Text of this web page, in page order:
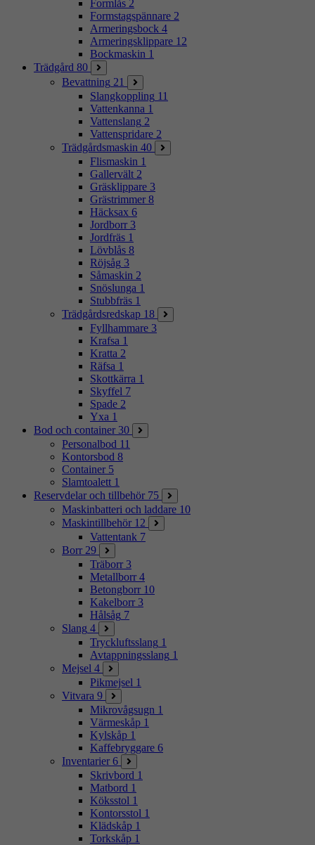
Formlås 2
Formstagspännare 2
Armeringsbock 4
Armeringsklippare 12
Bockmaskin 1
Trädgård 80
Bevattning 21
Slangkoppling 11
Vattenkanna 1
Vattenslang 2
Vattenspridare 2
Trädgårdsmaskin 40
Flismaskin 1
Gallervält 2
Gräsklippare 3
Grästrimmer 8
Häcksax 6
Jordborr 3
Jordfräs 1
Lövblås 8
Röjsåg 3
Såmaskin 2
Snöslunga 1
Stubbfräs 1
Trädgårdsredskap 18
Fyllhammare 3
Krafsa 1
Kratta 2
Räfsa 1
Skottkärra 1
Skyffel 7
Spade 2
Yxa 1
Bod och container 30
Personalbod 11
Kontorsbod 8
Container 5
Slamtoalett 1
Reservdelar och tillbehör 75
Maskinbatteri och laddare 10
Maskintillbehör 12
Vattentank 7
Borr 29
Träborr 3
Metallborr 4
Betongborr 10
Kakelborr 3
Hålsåg 7
Slang 4
Tryckluftsslang 1
Avtappningsslang 1
Mejsel 4
Pikmejsel 1
Vitvara 9
Mikrovågsugn 1
Värmeskåp 1
Kylskåp 1
Kaffebryggare 6
Inventarier 6
Skrivbord 1
Matbord 1
Köksstol 1
Kontorsstol 1
Klädskåp 1
Torkskåp 1